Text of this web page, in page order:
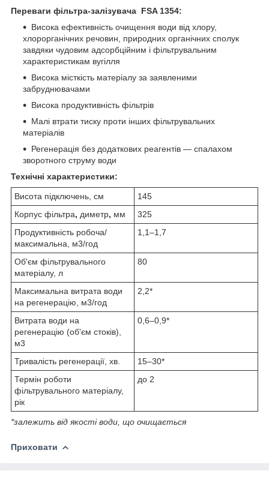
Переваги фільтра-залізувача FSA1354:
Висока ефективність очищення води від хлору,
хлорорганічних речовин, природних органічних сполук
завдяки чудовим адсорбційним і фільтрувальним
характеристикам вугілля
Висока місткість матеріалу за заявленими
забруднювачами
Висока продуктивність фільтрів
Малі втрати тиску проти інших фільтрувальних
матеріалів
Регенерація без додаткових реагентів — спалахом
зворотного струму води
Технічні характеристики:
Висота підключень, см
145
Корпус фільтра, диметр, мм
325
Продуктивність робоча/
максимальна, м3/год
1,1–1,7
Об'єм фільтрувального
матеріалу, л
80
Максимальна витрата води
на регенерацію, м3/год
2,2*
Витрата води на
регенерацію (об'єм стоків),
м3
0,6–0,9*
Тривалість регенерації, хв.
15–30*
Термін роботи
фільтрувального матеріалу,
рік
до 2
*залежить від якості води, що очищається
Приховати